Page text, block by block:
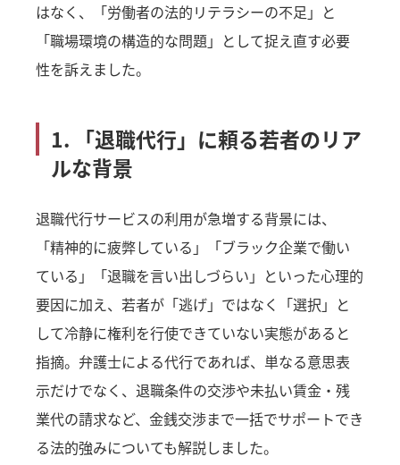
はなく、「労働者の法的リテラシーの不足」と
「職場環境の構造的な問題」として捉え直す必要
性を訴えました。
1. 「退職代行」に頼る若者のリア
ルな背景
退職代行サービスの利用が急増する背景には、
「精神的に疲弊している」「ブラック企業で働い
ている」「退職を言い出しづらい」といった心理的
要因に加え、若者が「逃げ」ではなく「選択」と
して冷静に権利を行使できていない実態があると
指摘。弁護士による代行であれば、単なる意思表
示だけでなく、退職条件の交渉や未払い賃金・残
業代の請求など、金銭交渉まで一括でサポートでき
る法的強みについても解説しました。